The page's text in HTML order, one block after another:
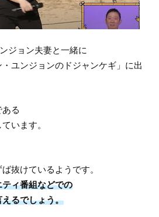
ジョン夫妻と一緒に
ユンジョンのドジャンケギ」に出
る
います。
抜けているようです。
ティ番組などでの
るでしょう。